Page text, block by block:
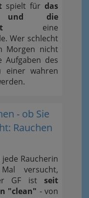
spielt für das
und die
eine
Wer schlecht
Morgen nicht
Aufgaben des
einer wahren
- ob Sie
Rauchen
Raucherin
versucht,
GF ist seit
"clean" - von